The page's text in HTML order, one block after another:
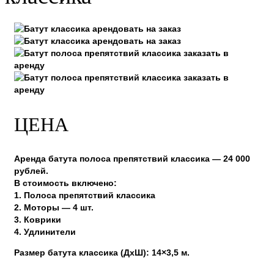
ЦЕНА
Аренда батута полоса препятствий классика — 24 000
рублей.
В стоимость включено:
1. Полоса препятствий классика
2. Моторы — 4 шт.
3. Коврики
4. Удлинители
Размер батута классика (ДхШ): 14×3,5 м.